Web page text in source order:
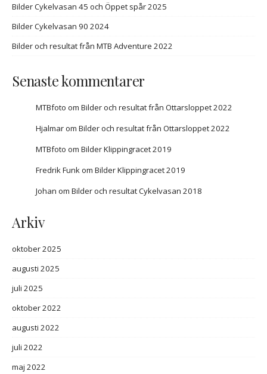
Bilder Cykelvasan 45 och Öppet spår 2025
Bilder Cykelvasan 90 2024
Bilder och resultat från MTB Adventure 2022
Senaste kommentarer
MTBfoto om Bilder och resultat från Ottarsloppet 2022
Hjalmarom Bilder och resultat från Ottarsloppet 2022
MTBfoto om Bilder Klippingracet 2019
Fredrik Funkom Bilder Klippingracet 2019
Johan om Bilder och resultat Cykelvasan 2018
Arkiv
oktober 2025
augusti 2025
juli 2025
oktober 2022
augusti 2022
juli 2022
maj 2022